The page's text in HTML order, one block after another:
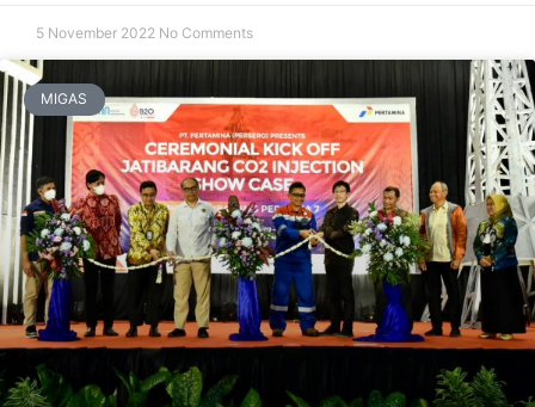
5 November 2022 No Comments
MIGAS